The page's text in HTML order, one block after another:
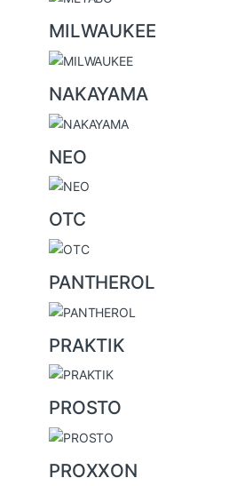
MILWAUKEE
NAKAYAMA
NEO
OTC
PANTHEROL
PRAKTIK
PROSTO
PROXXON